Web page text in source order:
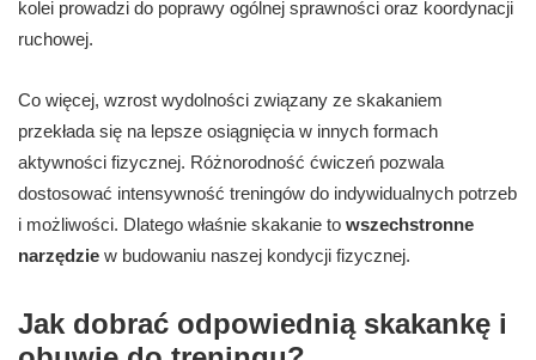
kolei prowadzi do poprawy ogólnej sprawności oraz koordynacji
ruchowej.
Co więcej, wzrost wydolności związany ze skakaniem
przekłada się na lepsze osiągnięcia w innych formach
aktywności fizycznej. Różnorodność ćwiczeń pozwala
dostosować intensywność treningów do indywidualnych potrzeb
i możliwości. Dlatego właśnie skakanie to wszechstronne
narzędzie w budowaniu naszej kondycji fizycznej.
Jak dobrać odpowiednią skakankę i